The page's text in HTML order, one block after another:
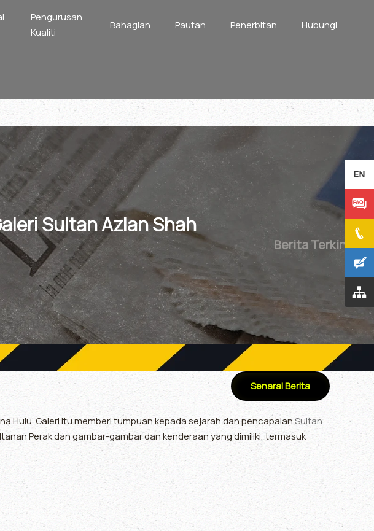
Pengurusan
Kualiti
Bahagian Pautan Penerbitan Hubungi
Sultan Azlan Shah
Berita Terkini
Senarai Berita
Hulu. Galeri itu memberi tumpuan kepada sejarah dan pencapaianSultan
Perak dan gambar-gambar dan kenderaan yang dimiliki, termasuk